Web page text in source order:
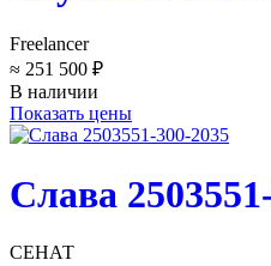
Freelancer
≈ 251 500 ₽
В наличии
Показать цены
Слава
СЕНАТ